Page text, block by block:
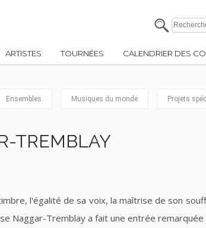
ARTISTES TOURNÉES CALENDRIER DES
Ensembles Musiques du monde Projets
TREMBLAY
l'égalité de sa voix, la maîtrise de son
Naggar-Tremblay a fait une entrée remarquée